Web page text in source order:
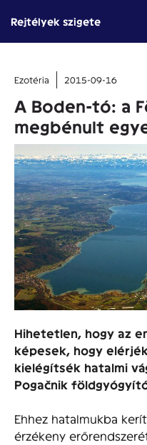
tartalomba
Rejtélyek szigete
Ezotéria 2015-09-16
A Boden-tó: a
megbénult
Hihetetlen, hogy az
képesek, hogy
kielégítsék hatalmi
Pogačnik
Ehhez hatalmukba
érzékeny